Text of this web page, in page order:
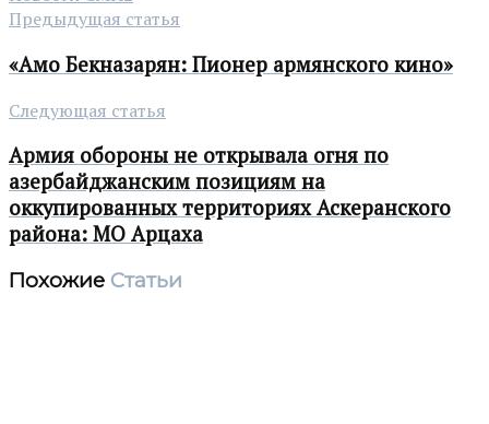
Предыдущая статья
«Амо Бекназарян: Пионер армянского кино»
Следующая статья
Армия обороны не открывала огня по
азербайджанским позициям на
оккупированных территориях Аскеранского
района: МО Арцаха
Похожие Статьи